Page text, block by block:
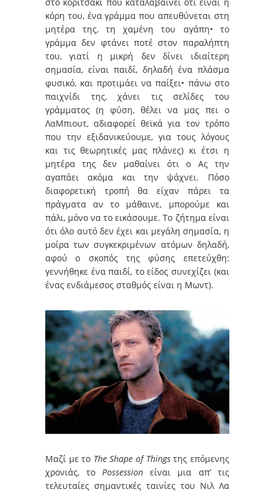
κόρη του, ένα γράμμα που απευθύνεται στη
μητέρα της, τη χαμένη του αγάπη• το
γράμμα δεν φτάνει ποτέ στον παραλήπτη
του, γιατί η μικρή δεν δίνει ιδιαίτερη
σημασία, είναι παιδί, δηλαδή ένα πλάσμα
φυσικό, και προτιμάει να παίξει• πάνω στο
παιχνίδι της, χάνει τις σελίδες του
γράμματος (η φύση, θέλει να μας πει ο
ΛαΜπιουτ, αδιαφορεί θεϊκά για τον τρόπο
που την εξιδανικεύουμε, για τους λόγους
και τις θεωρητικές μας πλάνες) κι έτσι η
μητέρα της δεν μαθαίνει ότι ο Ας την
αγαπάει ακόμα και την ψάχνει. Πόσο
διαφορετική τροπή θα είχαν πάρει τα
πράγματα αν το μάθαινε, μπορούμε και
πάλι, μόνο να το εικάσουμε. Το ζήτημα είναι
ότι όλο αυτό δεν έχει και μεγάλη σημασία, η
μοίρα των συγκεκριμένων ατόμων δηλαδή,
αφού ο σκοπός της φύσης επετεύχθη:
γεννήθηκε ένα παιδί, το είδος συνεχίζει (και
ένας ενδιάμεσος σταθμός είναι η Μωντ).
Μαζί με το The Shape of Thingsτης επόμενης
χρονιάς, τοPossession είναι μια απ’ τις
τελευταίες σημαντικές ταινίες του Νιλ Λα